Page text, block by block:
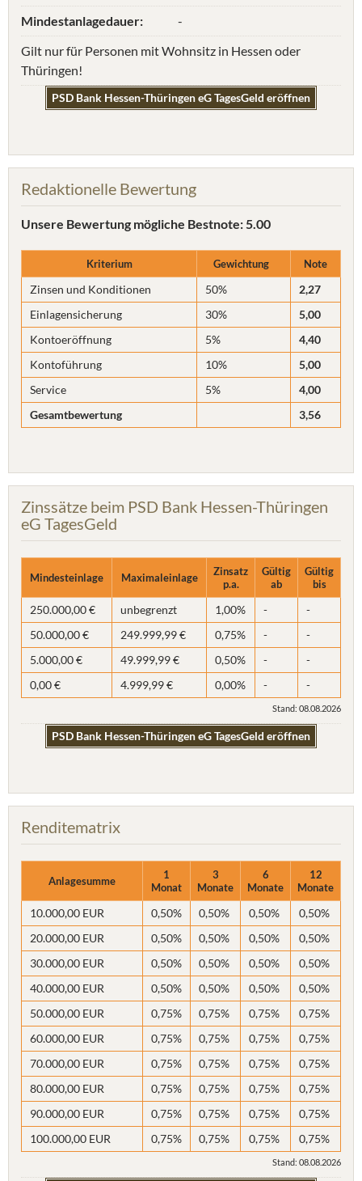
Mindestanlagedauer:
-
Gilt nur für Personen mit Wohnsitz in Hessen oder
Thüringen!
PSD Bank Hessen-Thüringen eG TagesGeld eröffnen
Redaktionelle Bewertung
Unsere Bewertung mögliche Bestnote: 5.00
Kriterium Gewichtung Note
Zinsen und Konditionen 50%
2,27
Einlagensicherung
30%
5,00
Kontoeröffnung
5%
4,40
Kontoführung
10%
5,00
Service
5%
4,00
Gesamtbewertung
3,56
Zinssätze beim PSD Bank Hessen-Thüringen
eG TagesGeld
Mindesteinlage Maximaleinlage
Zinsatz
p.a.
Gültig
ab
Gültig
bis
250.000,00 € unbegrenzt 1,00% -
-
50.000,00 €
249.999,99 € 0,75% -
-
5.000,00 €
49.999,99 € 0,50% -
-
0,00 €
4.999,99 € 0,00% - -
Stand: 08.08.2026
PSD Bank Hessen-Thüringen eG TagesGeld eröffnen
Renditematrix
Anlagesumme
1
Monat
3
Monate
6
Monate
12
Monate
10.000,00 EUR 0,50% 0,50% 0,50%
0,50%
20.000,00 EUR
0,50% 0,50% 0,50%
0,50%
30.000,00 EUR
0,50% 0,50% 0,50%
0,50%
40.000,00 EUR
0,50% 0,50% 0,50%
0,50%
50.000,00 EUR
0,75% 0,75% 0,75%
0,75%
60.000,00 EUR
0,75% 0,75% 0,75%
0,75%
70.000,00 EUR
0,75% 0,75% 0,75%
0,75%
80.000,00 EUR
0,75% 0,75% 0,75%
0,75%
90.000,00 EUR
0,75% 0,75% 0,75%
0,75%
100.000,00 EUR
0,75% 0,75% 0,75% 0,75%
Stand: 08.08.2026